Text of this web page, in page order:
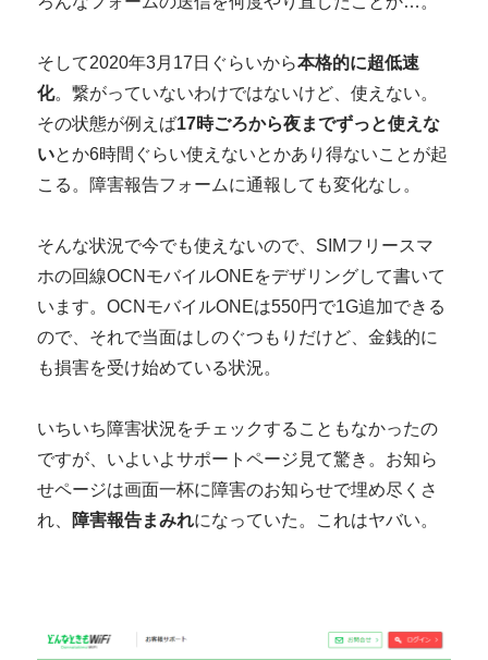
そして2020年3月17日ぐらいから本格的に超低速
化。繋がっていないわけではないけど、使えない。
その状態が例えば17時ごろから夜までずっと使えな
いとか6時間ぐらい使えないとかあり得ないことが起
こる。障害報告フォームに通報しても変化なし。
そんな状況で今でも使えないので、SIMフリースマ
ホの回線OCNモバイルONEをデザリングして書いて
います。OCNモバイルONEは550円で1G追加できる
ので、それで当面はしのぐつもりだけど、金銭的に
も損害を受け始めている状況。
いちいち障害状況をチェックすることもなかったの
ですが、いよいよサポートページ見て驚き。お知ら
せページは画面一杯に障害のお知らせで埋め尽くさ
れ、 障害報告まみれになっていた。これはヤバい。